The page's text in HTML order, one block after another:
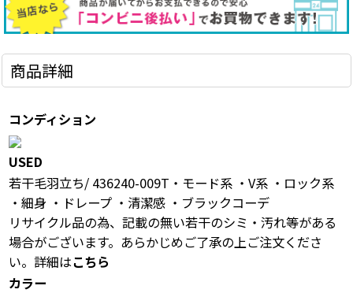
商品詳細
コンディション
USED
若干毛羽立ち/ 436240-009T・モード系 ・V系 ・ロック系
・細身 ・ドレープ ・清潔感 ・ブラックコーデ
リサイクル品の為、記載の無い若干のシミ・汚れ等がある
場合がございます。あらかじめご了承の上ご注文くださ
い。詳細はこちら
カラー